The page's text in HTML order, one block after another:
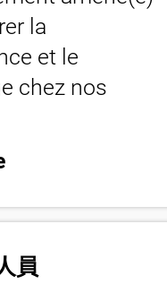
la
et le
chez nos
員